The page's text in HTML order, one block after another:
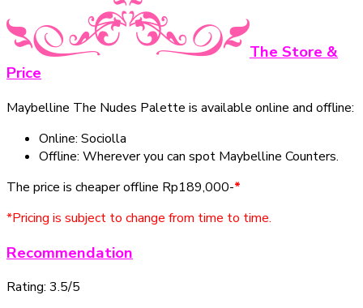
The Store &
Price
Maybelline The Nudes Palette is available online and offline:
Online: Sociolla
Offline: Wherever you can spot Maybelline Counters.
The price is cheaper offline Rp189,000-*
*Pricing is subject to change from time to time.
Recommendation
Rating: 3.5/5